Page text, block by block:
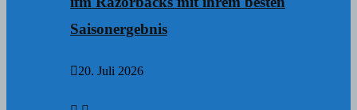
Saisonergebnis
20. Juli 2026